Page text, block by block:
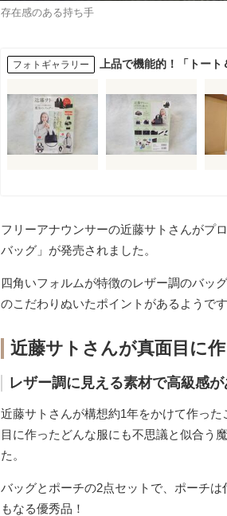
存在感のある持ち手
フォトギャラリー 上品で機能的！「トー
フリーアナウンサーの近藤サトさんがプ
バッグ」が発売されました。
四角いフォルムが特徴のレザー調のバッ
のこだわりぬいたポイントがあるようで
近藤サトさんが真面目に
レザー調に見える素材で高級感が
近藤サトさんが構想約1年をかけて作っ
目に作ったどんな服にも不思議と似合う
た。
バッグとポーチの2点セットで、ポーチ
もなる優秀品！